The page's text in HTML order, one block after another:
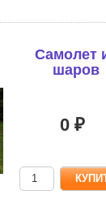
Самолет
шаров
0 ₽